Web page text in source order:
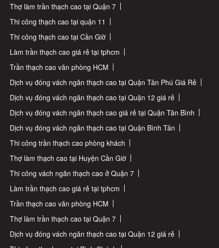
Thợ làm trần thạch cao tại Quận 7
Thi công thạch cao tại quận 11
Thi công thạch cao tại Cần Giờ
Làm trần thạch cao giá rẻ tại tphcm
Trần thạch cao văn phòng HCM
Dịch vụ đóng vách ngăn thạch cao tại Quận Tân Phú Giá Rẻ
Dịch vụ đóng vách ngăn thạch cao tại Quận 12 giá rẻ
Dịch vụ đóng vách ngăn thạch cao giá rẻ tại Quận Tân Bình
Dịch vụ đóng vách ngăn thạch cao tại Quận Bình Tân
Thi công trần thạch cao phòng khách
Thợ làm thạch cao tại Huyện Cần Giờ
Thi công vách ngăn thạch cao ở Quận 7
Làm trần thạch cao giá rẻ tại tphcm
Trần thạch cao văn phòng HCM
Thợ làm trần thạch cao tại Quận 7
Dịch vụ đóng vách ngăn thạch cao tại Quận 12 giá rẻ